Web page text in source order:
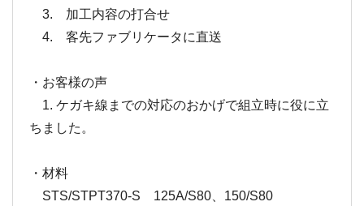
3. 加工内容の打合せ
4. 客先ファブリケータに直送
・お客様の声
1. ケガキ線までの対応のおかげで組立時に役に立
ちました。
・材料
STS/STPT370-S 125A/S80、150/S80